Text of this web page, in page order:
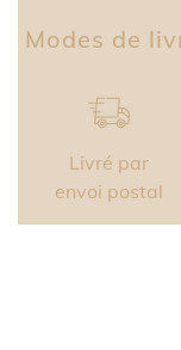
Modes de
Livré par
envoi postal